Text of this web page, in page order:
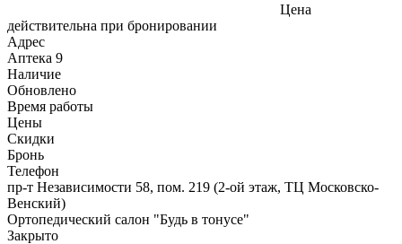
Цена
действительна при бронировании
Адрес
Аптека 9
Наличие
Обновлено
Время работы
Цены
Скидки
Бронь
Телефон
пр-т Независимости 58, пом. 219 (2-ой этаж, ТЦ Московско-
Венский)
Ортопедический салон "Будь в тонусе"
Закрыто